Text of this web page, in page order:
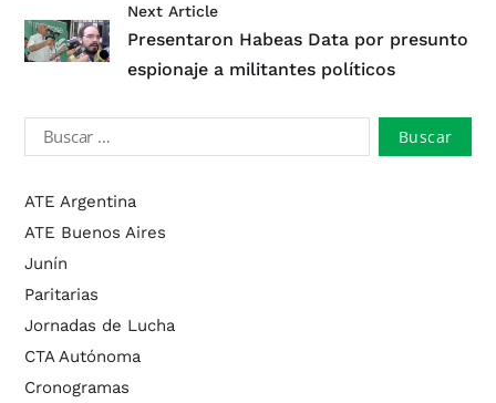
Next Article
Presentaron Habeas Data por presunto
espionaje a militantes políticos
ATE Argentina
ATE Buenos Aires
Junín
Paritarias
Jornadas de Lucha
CTA Autónoma
Cronogramas